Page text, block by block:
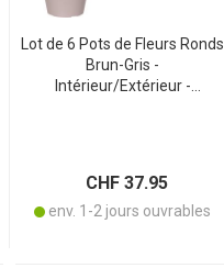
Lot de 6 Pots de Fleurs Ronds
Brun-Gris -
Intérieur/Extérieur -
CHF 37.95
env. 1-2 jours ouvrables